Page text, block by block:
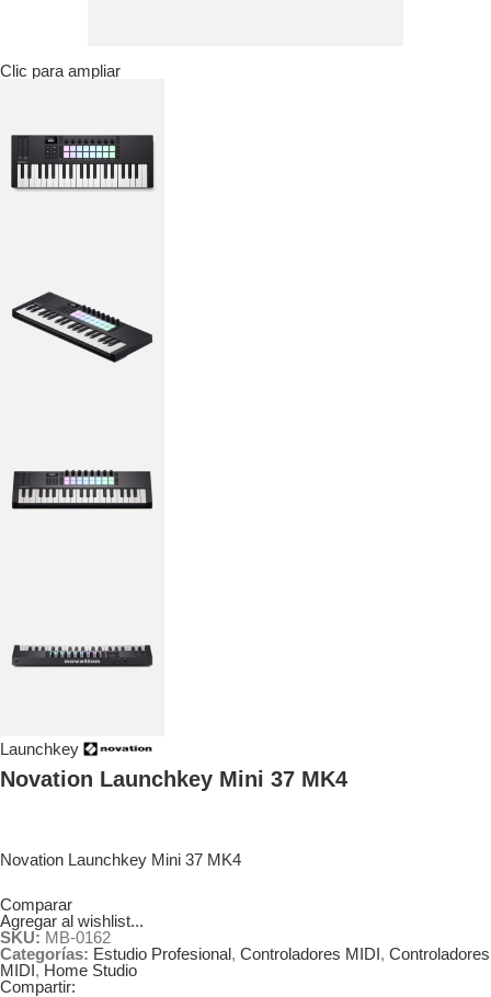
Clic para ampliar
Launchkey
Novation Launchkey Mini 37 MK4
Novation Launchkey Mini 37 MK4
Comparar
Agregar al wishlist...
SKU: MB-0162
Categorías: Estudio Profesional, Controladores MIDI, Controladores
MIDI, Home Studio
Compartir: